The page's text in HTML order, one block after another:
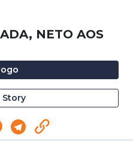
NETO AOS
Story